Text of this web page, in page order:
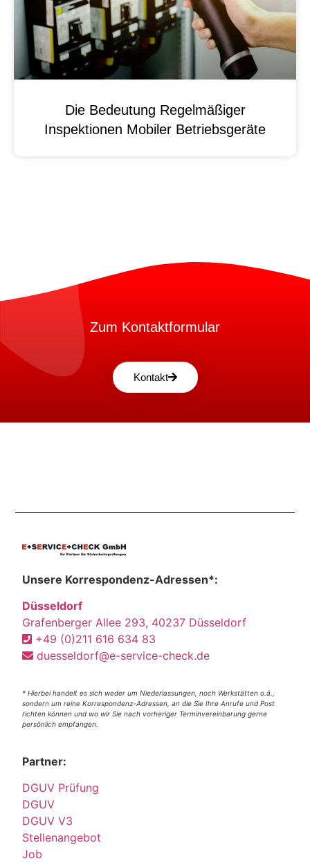
Die Bedeutung Regelmäßiger
Inspektionen Mobiler Betriebsgeräte
Zum Kontaktformular
Kontakt
Unsere Korrespondenz-Adressen*:
Düsseldorf
Grafenberger Allee 293, 40237 Düsseldorf
+49 (0)211 616 634 83
duesseldorf@e-service-check.de
* Hierbei handelt es sich weder um Niederlassungen, noch Werkstätten o.ä.,
sondern um reine Korrespondenz-Adressen, an die Sie Ihre Anrufe und Post
richten können und wo wir Sie nach vorheriger Terminvereinbarung gerne
persönlich empfangen.
Partner:
DGUV Prüfung
DGUV
DGUV V3
Stellenangebot
Job